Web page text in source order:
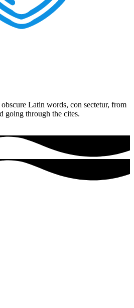
Latin words, con sectetur, from
going through the cites.